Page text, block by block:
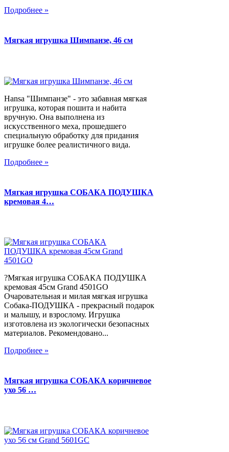
Подробнее »
Мягкая игрушка Шимпанзе, 46 см
Hansa "Шимпанзе" - это забавная мягкая
игрушка, которая пошита и набита
вручную. Она выполнена из
искусственного меха, прошедшего
специальную обработку для придания
игрушке более реалистичного вида.
Подробнее »
Мягкая игрушка СОБАКА ПОДУШКА
кремовая 4…
?Мягкая игрушка СОБАКА ПОДУШКА
кремовая 45см Grand 4501GO
Очаровательная и милая мягкая игрушка
Собака-ПОДУШКА - прекрасный подарок
и малышу, и взрослому. Игрушка
изготовлена из экологически безопасных
материалов. Рекомендовано...
Подробнее »
Мягкая игрушка СОБАКА коричневое
ухо 56 …